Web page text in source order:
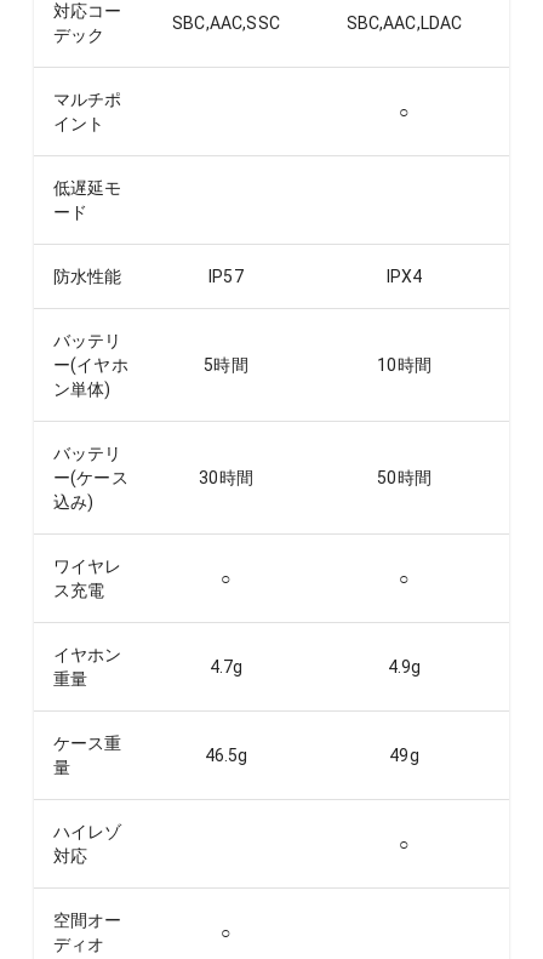
対応コー
デック
SBC,AAC,SSC SBC,AAC,LDAC
マルチポ
イント
○
低遅延モ
ード
防水性能 IP57 IPX4
バッテリ
ー(イヤホ
ン単体)
5時間 10時間
バッテリ
ー(ケース
込み)
30時間 50時間
ワイヤレ
ス充電
○ ○
イヤホン
重量
4.7g 4.9g
ケース重
量
46.5g 49g
ハイレゾ
対応
○
空間オー
ディオ
○